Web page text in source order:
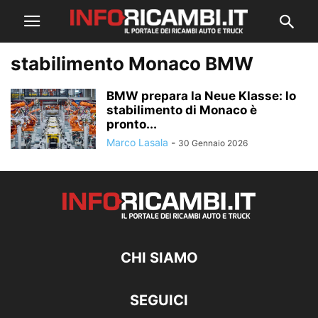
stabilimento Monaco BMW
BMW prepara la Neue Klasse: lo
stabilimento di Monaco è
pronto...
Marco Lasala - 30 Gennaio 2026
CHI SIAMO
SEGUICI